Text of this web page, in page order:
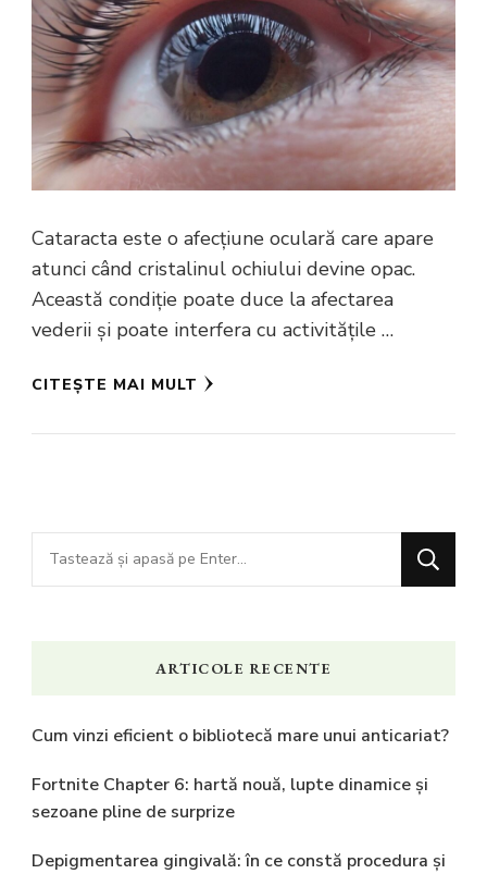
Cataracta este o afecțiune oculară care apare
atunci când cristalinul ochiului devine opac.
Această condiție poate duce la afectarea
vederii și poate interfera cu activitățile …
CITEȘTE MAI MULT
Cauți
ceva?
ARTICOLE RECENTE
Cum vinzi eficient o bibliotecă mare unui anticariat?
Fortnite Chapter 6: hartă nouă, lupte dinamice și
sezoane pline de surprize
Depigmentarea gingivală: în ce constă procedura și